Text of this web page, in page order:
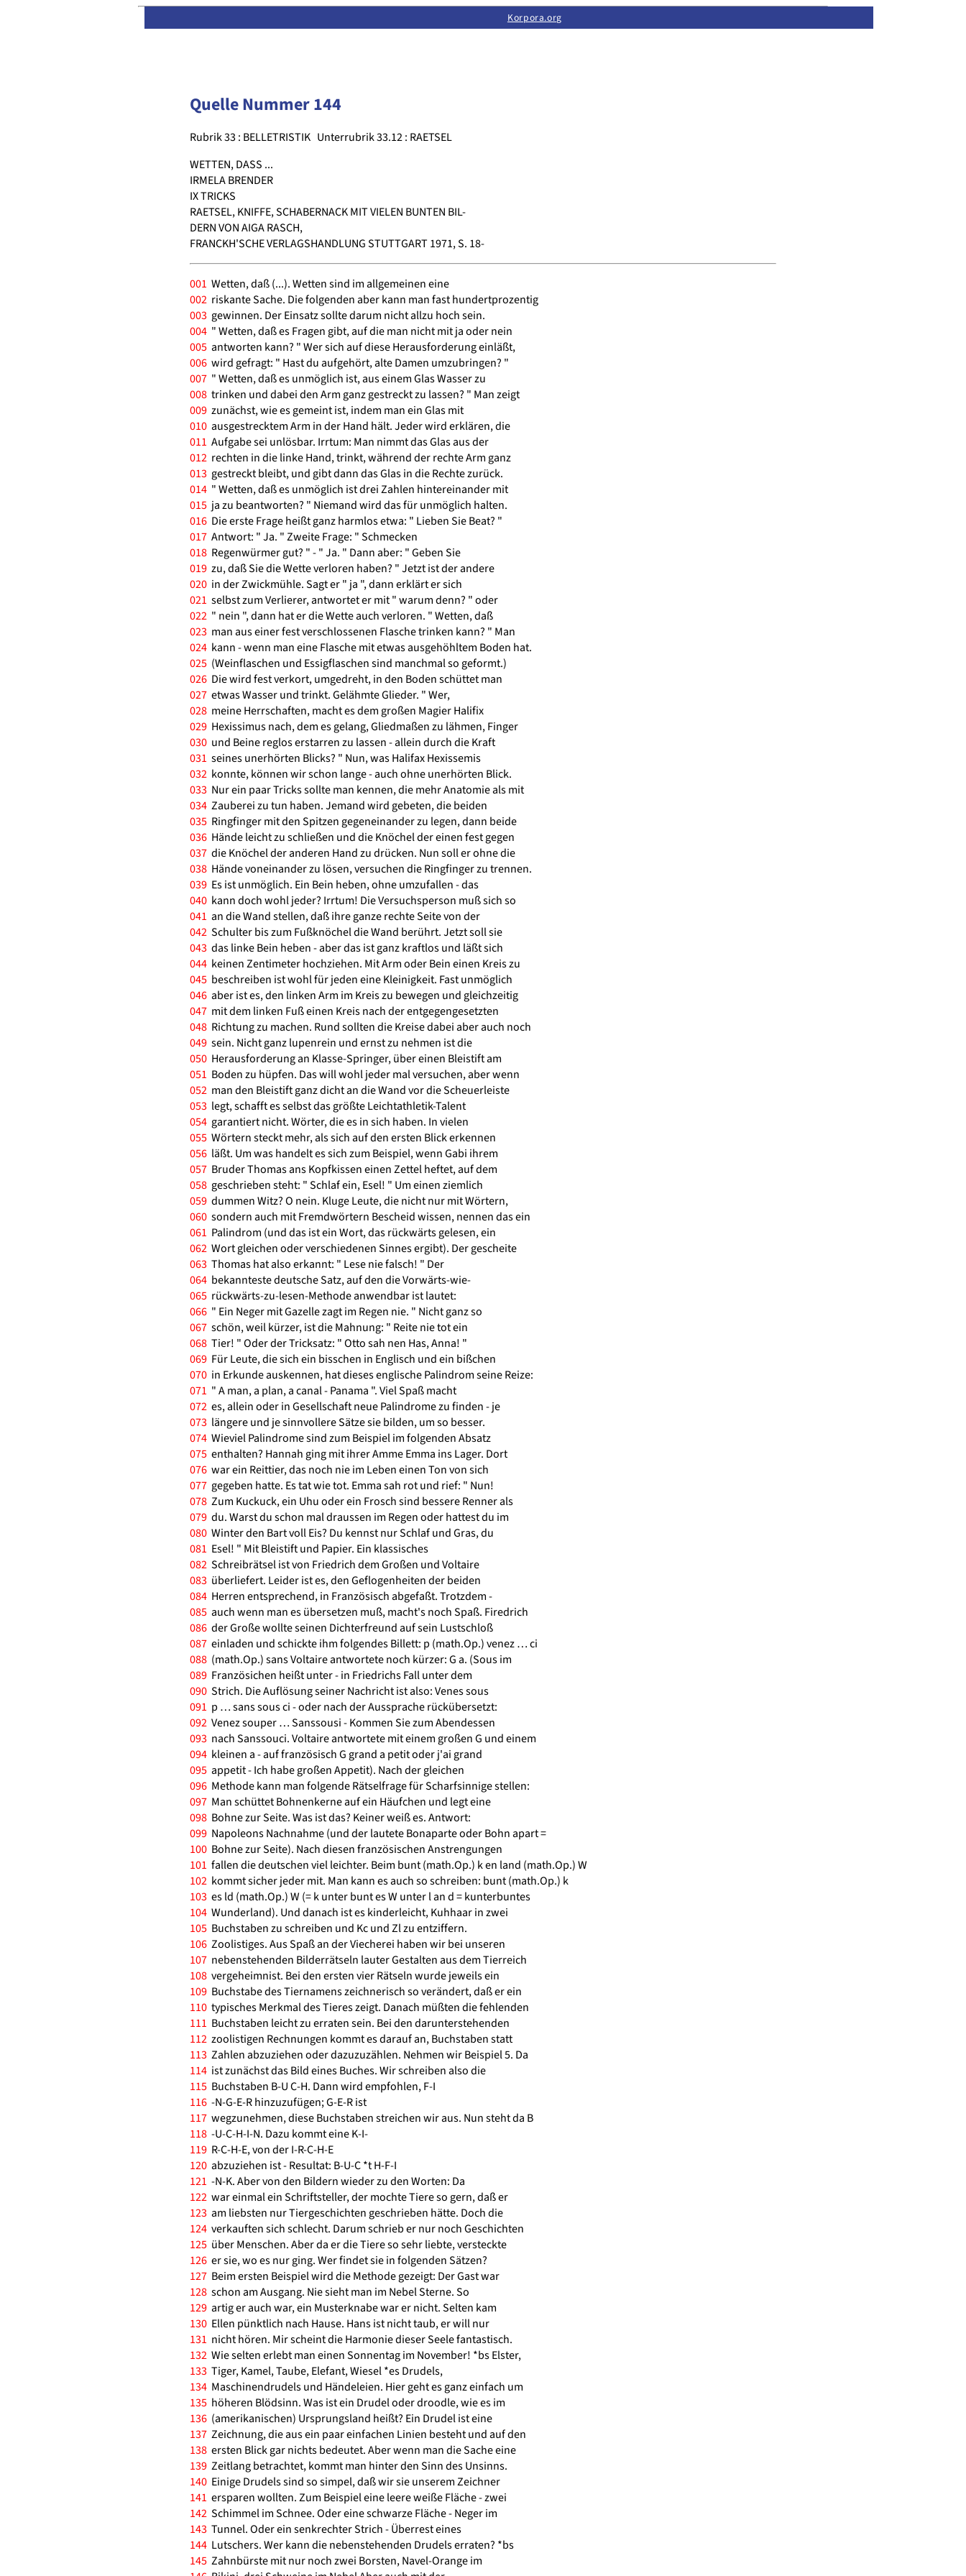
Feedback·Korpora.org
Quelle Nummer 144
Rubrik 33 : BELLETRISTIK Unterrubrik 33.12 : RAETSEL
WETTEN, DASS ...
IRMELA BRENDER
IX TRICKS
RAETSEL, KNIFFE, SCHABERNACK MIT VIELEN BUNTEN BIL-
DERN VON AIGA RASCH,
FRANCKH'SCHE VERLAGSHANDLUNG STUTTGART 1971, S. 18-
001 Wetten, daß (...). Wetten sind im allgemeinen eine
002 riskante Sache. Die folgenden aber kann man fast hundertprozentig
003 gewinnen. Der Einsatz sollte darum nicht allzu hoch sein.
004 " Wetten, daß es Fragen gibt, auf die man nicht mit ja oder nein
005 antworten kann? " Wer sich auf diese Herausforderung einläßt,
006 wird gefragt: " Hast du aufgehört, alte Damen umzubringen? "
007 " Wetten, daß es unmöglich ist, aus einem Glas Wasser zu
008 trinken und dabei den Arm ganz gestreckt zu lassen? " Man zeigt
009 zunächst, wie es gemeint ist, indem man ein Glas mit
010 ausgestrecktem Arm in der Hand hält. Jeder wird erklären, die
011 Aufgabe sei unlösbar. Irrtum: Man nimmt das Glas aus der
012 rechten in die linke Hand, trinkt, während der rechte Arm ganz
013 gestreckt bleibt, und gibt dann das Glas in die Rechte zurück.
014 " Wetten, daß es unmöglich ist drei Zahlen hintereinander mit
015 ja zu beantworten? " Niemand wird das für unmöglich halten.
016 Die erste Frage heißt ganz harmlos etwa: " Lieben Sie Beat? "
017 Antwort: " Ja. " Zweite Frage: " Schmecken
018 Regenwürmer gut? " - " Ja. " Dann aber: " Geben Sie
019 zu, daß Sie die Wette verloren haben? " Jetzt ist der andere
020 in der Zwickmühle. Sagt er " ja ", dann erklärt er sich
021 selbst zum Verlierer, antwortet er mit " warum denn? " oder
022 " nein ", dann hat er die Wette auch verloren. " Wetten, daß
023 man aus einer fest verschlossenen Flasche trinken kann? " Man
024 kann - wenn man eine Flasche mit etwas ausgehöhltem Boden hat.
025 (Weinflaschen und Essigflaschen sind manchmal so geformt.)
026 Die wird fest verkort, umgedreht, in den Boden schüttet man
027 etwas Wasser und trinkt. Gelähmte Glieder. " Wer,
028 meine Herrschaften, macht es dem großen Magier Halifix
029 Hexissimus nach, dem es gelang, Gliedmaßen zu lähmen, Finger
030 und Beine reglos erstarren zu lassen - allein durch die Kraft
031 seines unerhörten Blicks? " Nun, was Halifax Hexissemis
032 konnte, können wir schon lange - auch ohne unerhörten Blick.
033 Nur ein paar Tricks sollte man kennen, die mehr Anatomie als mit
034 Zauberei zu tun haben. Jemand wird gebeten, die beiden
035 Ringfinger mit den Spitzen gegeneinander zu legen, dann beide
036 Hände leicht zu schließen und die Knöchel der einen fest gegen
037 die Knöchel der anderen Hand zu drücken. Nun soll er ohne die
038 Hände voneinander zu lösen, versuchen die Ringfinger zu trennen.
039 Es ist unmöglich. Ein Bein heben, ohne umzufallen - das
040 kann doch wohl jeder? Irrtum! Die Versuchsperson muß sich so
041 an die Wand stellen, daß ihre ganze rechte Seite von der
042 Schulter bis zum Fußknöchel die Wand berührt. Jetzt soll sie
043 das linke Bein heben - aber das ist ganz kraftlos und läßt sich
044 keinen Zentimeter hochziehen. Mit Arm oder Bein einen Kreis zu
045 beschreiben ist wohl für jeden eine Kleinigkeit. Fast unmöglich
046 aber ist es, den linken Arm im Kreis zu bewegen und gleichzeitig
047 mit dem linken Fuß einen Kreis nach der entgegengesetzten
048 Richtung zu machen. Rund sollten die Kreise dabei aber auch noch
049 sein. Nicht ganz lupenrein und ernst zu nehmen ist die
050 Herausforderung an Klasse-Springer, über einen Bleistift am
051 Boden zu hüpfen. Das will wohl jeder mal versuchen, aber wenn
052 man den Bleistift ganz dicht an die Wand vor die Scheuerleiste
053 legt, schafft es selbst das größte Leichtathletik-Talent
054 garantiert nicht. Wörter, die es in sich haben. In vielen
055 Wörtern steckt mehr, als sich auf den ersten Blick erkennen
056 läßt. Um was handelt es sich zum Beispiel, wenn Gabi ihrem
057 Bruder Thomas ans Kopfkissen einen Zettel heftet, auf dem
058 geschrieben steht: " Schlaf ein, Esel! " Um einen ziemlich
059 dummen Witz? O nein. Kluge Leute, die nicht nur mit Wörtern,
060 sondern auch mit Fremdwörtern Bescheid wissen, nennen das ein
061 Palindrom (und das ist ein Wort, das rückwärts gelesen, ein
062 Wort gleichen oder verschiedenen Sinnes ergibt). Der gescheite
063 Thomas hat also erkannt: " Lese nie falsch! " Der
064 bekannteste deutsche Satz, auf den die Vorwärts-wie-
065 rückwärts-zu-lesen-Methode anwendbar ist lautet:
066 " Ein Neger mit Gazelle zagt im Regen nie. " Nicht ganz so
067 schön, weil kürzer, ist die Mahnung: " Reite nie tot ein
068 Tier! " Oder der Tricksatz: " Otto sah nen Has, Anna! "
069 Für Leute, die sich ein bisschen in Englisch und ein bißchen
070 in Erkunde auskennen, hat dieses englische Palindrom seine Reize:
071 " A man, a plan, a canal - Panama ". Viel Spaß macht
072 es, allein oder in Gesellschaft neue Palindrome zu finden - je
073 längere und je sinnvollere Sätze sie bilden, um so besser.
074 Wieviel Palindrome sind zum Beispiel im folgenden Absatz
075 enthalten? Hannah ging mit ihrer Amme Emma ins Lager. Dort
076 war ein Reittier, das noch nie im Leben einen Ton von sich
077 gegeben hatte. Es tat wie tot. Emma sah rot und rief: " Nun!
078 Zum Kuckuck, ein Uhu oder ein Frosch sind bessere Renner als
079 du. Warst du schon mal draussen im Regen oder hattest du im
080 Winter den Bart voll Eis? Du kennst nur Schlaf und Gras, du
081 Esel! " Mit Bleistift und Papier. Ein klassisches
082 Schreibrätsel ist von Friedrich dem Großen und Voltaire
083 überliefert. Leider ist es, den Geflogenheiten der beiden
084 Herren entsprechend, in Französisch abgefaßt. Trotzdem -
085 auch wenn man es übersetzen muß, macht's noch Spaß. Firedrich
086 der Große wollte seinen Dichterfreund auf sein Lustschloß
087 einladen und schickte ihm folgendes Billett: p (math.Op.) venez … ci
088 (math.Op.) sans Voltaire antwortete noch kürzer: G a. (Sous im
089 Französichen heißt unter - in Friedrichs Fall unter dem
090 Strich. Die Auflösung seiner Nachricht ist also: Venes sous
091 p … sans sous ci - oder nach der Aussprache rückübersetzt:
092 Venez souper … Sanssousi - Kommen Sie zum Abendessen
093 nach Sanssouci. Voltaire antwortete mit einem großen G und einem
094 kleinen a - auf französisch G grand a petit oder j'ai grand
095 appetit - Ich habe großen Appetit). Nach der gleichen
096 Methode kann man folgende Rätselfrage für Scharfsinnige stellen:
097 Man schüttet Bohnenkerne auf ein Häufchen und legt eine
098 Bohne zur Seite. Was ist das? Keiner weiß es. Antwort:
099 Napoleons Nachnahme (und der lautete Bonaparte oder Bohn apart =
100 Bohne zur Seite). Nach diesen französischen Anstrengungen
101 fallen die deutschen viel leichter. Beim bunt (math.Op.) k en land (math.Op.) W
102 kommt sicher jeder mit. Man kann es auch so schreiben: bunt (math.Op.) k
103 es ld (math.Op.) W (= k unter bunt es W unter l an d = kunterbuntes
104 Wunderland). Und danach ist es kinderleicht, Kuhhaar in zwei
105 Buchstaben zu schreiben und Kc und Zl zu entziffern.
106 Zoolistiges. Aus Spaß an der Viecherei haben wir bei unseren
107 nebenstehenden Bilderrätseln lauter Gestalten aus dem Tierreich
108 vergeheimnist. Bei den ersten vier Rätseln wurde jeweils ein
109 Buchstabe des Tiernamens zeichnerisch so verändert, daß er ein
110 typisches Merkmal des Tieres zeigt. Danach müßten die fehlenden
111 Buchstaben leicht zu erraten sein. Bei den darunterstehenden
112 zoolistigen Rechnungen kommt es darauf an, Buchstaben statt
113 Zahlen abzuziehen oder dazuzuzählen. Nehmen wir Beispiel 5. Da
114 ist zunächst das Bild eines Buches. Wir schreiben also die
115 Buchstaben B-U C-H. Dann wird empfohlen, F-I
116 -N-G-E-R hinzuzufügen; G-E-R ist
117 wegzunehmen, diese Buchstaben streichen wir aus. Nun steht da B
118 -U-C-H-I-N. Dazu kommt eine K-I-
119 R-C-H-E, von der I-R-C-H-E
120 abzuziehen ist - Resultat: B-U-C *t H-F-I
121 -N-K. Aber von den Bildern wieder zu den Worten: Da
122 war einmal ein Schriftsteller, der mochte Tiere so gern, daß er
123 am liebsten nur Tiergeschichten geschrieben hätte. Doch die
124 verkauften sich schlecht. Darum schrieb er nur noch Geschichten
125 über Menschen. Aber da er die Tiere so sehr liebte, versteckte
126 er sie, wo es nur ging. Wer findet sie in folgenden Sätzen?
127 Beim ersten Beispiel wird die Methode gezeigt: Der Gast war
128 schon am Ausgang. Nie sieht man im Nebel Sterne. So
129 artig er auch war, ein Musterknabe war er nicht. Selten kam
130 Ellen pünktlich nach Hause. Hans ist nicht taub, er will nur
131 nicht hören. Mir scheint die Harmonie dieser Seele fantastisch.
132 Wie selten erlebt man einen Sonnentag im November! *bs Elster,
133 Tiger, Kamel, Taube, Elefant, Wiesel *es Drudels,
134 Maschinendrudels und Händeleien. Hier geht es ganz einfach um
135 höheren Blödsinn. Was ist ein Drudel oder droodle, wie es im
136 (amerikanischen) Ursprungsland heißt? Ein Drudel ist eine
137 Zeichnung, die aus ein paar einfachen Linien besteht und auf den
138 ersten Blick gar nichts bedeutet. Aber wenn man die Sache eine
139 Zeitlang betrachtet, kommt man hinter den Sinn des Unsinns.
140 Einige Drudels sind so simpel, daß wir sie unserem Zeichner
141 ersparen wollten. Zum Beispiel eine leere weiße Fläche - zwei
142 Schimmel im Schnee. Oder eine schwarze Fläche - Neger im
143 Tunnel. Oder ein senkrechter Strich - Überrest eines
144 Lutschers. Wer kann die nebenstehenden Drudels erraten? *bs
145 Zahnbürste mit nur noch zwei Borsten, Navel-Orange im
Korpora.org